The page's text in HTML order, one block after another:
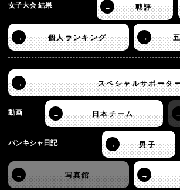
女子大会 結果 → 戦評
→ 個人ランキング →
→ スペシャルサポータ
動画 → 日本チーム →
バンキシャ日記 → 男子
→ 写真館 →